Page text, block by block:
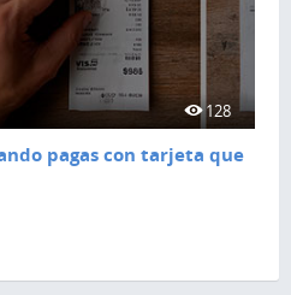
128
pagas con tarjeta que